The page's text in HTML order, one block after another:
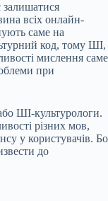
всіх онлайн-
саме на
код, тому ШІ,
мислення саме
при
ШІ-культурологи.
різних мов,
у користувачів. Бо
до